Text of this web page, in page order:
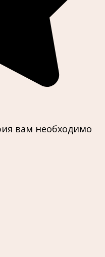
вам необходимо